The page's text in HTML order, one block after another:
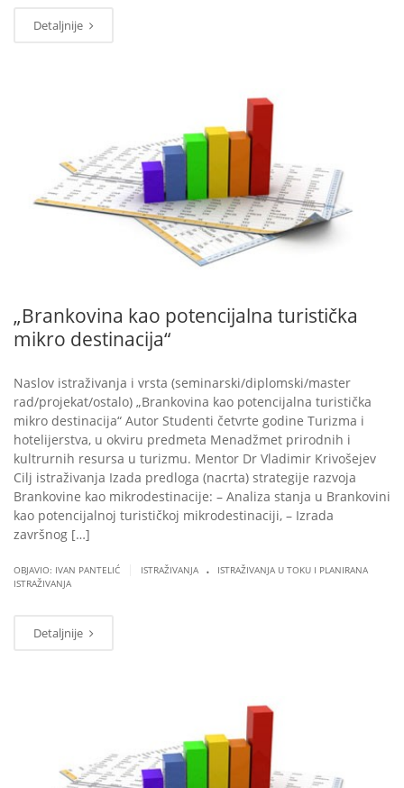
Detaljnije
„Brankovina kao potencijalna turistička
mikro destinacija“
Naslov istraživanja i vrsta (seminarski/diplomski/master
rad/projekat/ostalo) „Brankovina kao potencijalna turistička
mikro destinacija“ Autor Studenti četvrte godine Turizma i
hotelijerstva, u okviru predmeta Menadžmet prirodnih i
kultrurnih resursa u turizmu. Mentor Dr Vladimir Krivošejev
Cilj istraživanja Izada predloga (nacrta) strategije razvoja
Brankovine kao mikrodestinacije: – Analiza stanja u Brankovini
kao potencijalnoj turističkoj mikrodestinaciji, – Izrada
završnog […]
OBJAVIO: IVAN PANTELIĆ ISTRAŽIVANJA .
ISTRAŽIVANJA U TOKU I PLANIRANA
ISTRAŽIVANJA
Detaljnije